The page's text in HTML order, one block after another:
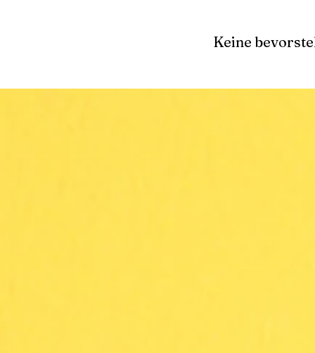
Keine